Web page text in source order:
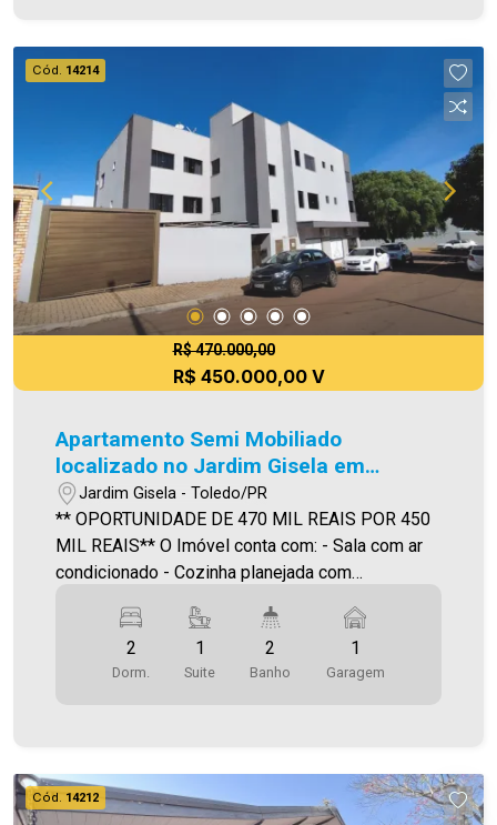
em nosso site. Aproveite essa oportunidade,
agende uma visita! Imobiliária Ativa | Sinta-se em
verdadeiras, todavia, reservamo-nos o direito de
corrigir qualquer erro de digitação e/ou ortografia,
bem como alteração dos preços e imagens.
Fotos meramente ilustrativas.
Cód. 14214
R$ 470.000,00
R$ 450.000,00 V
Apartamento Semi Mobiliado
localizado no Jardim Gisela em
Toledo.
Jardim Gisela - Toledo/PR
** OPORTUNIDADE DE 470 MIL REAIS POR 450
MIL REAIS** O Imóvel conta com: - Sala com ar
condicionado - Cozinha planejada com
planejados e ar condicionado - 01 Quarto com
móveis planejados e ar condicionado - Sacada
com churrasqueira - Área de serviço (com móveis
carteiras de imóveis administrados da cidade,
atuando com excelência tanto na locação quanto
2
Dorm.
1
Suite
2
Banho
1
Garagem
Cód. 14212